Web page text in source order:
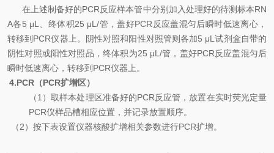
在上述制备好的PCR反应样本管中分别加 入处理好的待测标本RN
A各5 μL 、终体积25 μL/管，盖好PCR 反应盖混匀后瞬时低速离心，
转移到 PCR仪器上。阴性对照和阳性对照管则各加5 μL试剂盒自带的
阴性对照或阳性对照品，终体积为25 μL/管，盖好PCR反应盖混匀后
瞬时低速离心，转移到 PCR仪器上。
4.PCR （PCR扩增区）
（1 ）取样本处理区准备好的PCR反应管，放置在实时荧光定量
PCR仪样品槽相应位置，并记录放置顺序。
（2）按下表设置仪器核酸扩增相关参数进行PCR扩增。